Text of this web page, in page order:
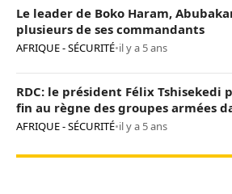
Le leader de Boko Haram,
plusieurs de ses commandants
AFRIQUE - SÉCURITÉ•il y a 5 ans
RDC: le président Félix
fin au règne des groupes armées
AFRIQUE - SÉCURITÉ•il y a 5 ans